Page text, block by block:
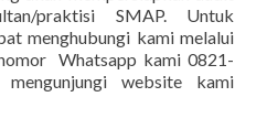
praktisi SMAP. Untuk
menghubungi kami melalui
Whatsapp kami 0821-
website kami